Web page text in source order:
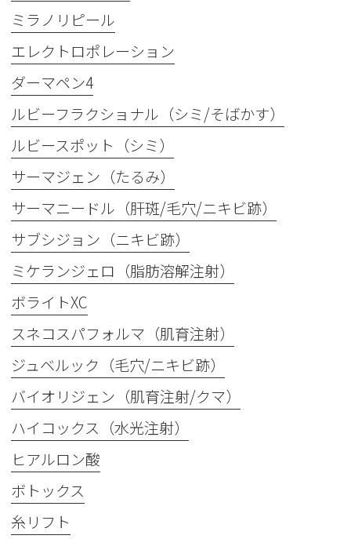
ミラノリピール
エレクトロポレーション
ダーマペン4
ルビーフラクショナル（シミ/そばかす）
ルビースポット（シミ）
サーマジェン（たるみ）
サーマニードル（肝斑/毛穴/ニキビ跡）
サブシジョン（ニキビ跡）
ミケランジェロ（脂肪溶解注射）
ボライトXC
スネコスパフォルマ（肌育注射）
ジュベルック（毛穴/ニキビ跡）
バイオリジェン（肌育注射/クマ）
ハイコックス（水光注射）
ヒアルロン酸
ボトックス
糸リフト